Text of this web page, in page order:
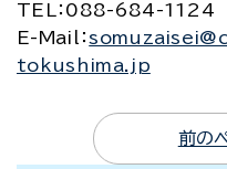
TEL
：088-684-1124
E-Mail
：
tokushima.jp
前の